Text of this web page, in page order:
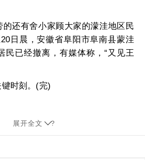
还有舍小家顾大家的濛洼地区民
日晨，安徽省阜阳市阜南县蒙洼
民已经撤离，有媒体称，“又见王
时刻。(完)
展开全文 ?